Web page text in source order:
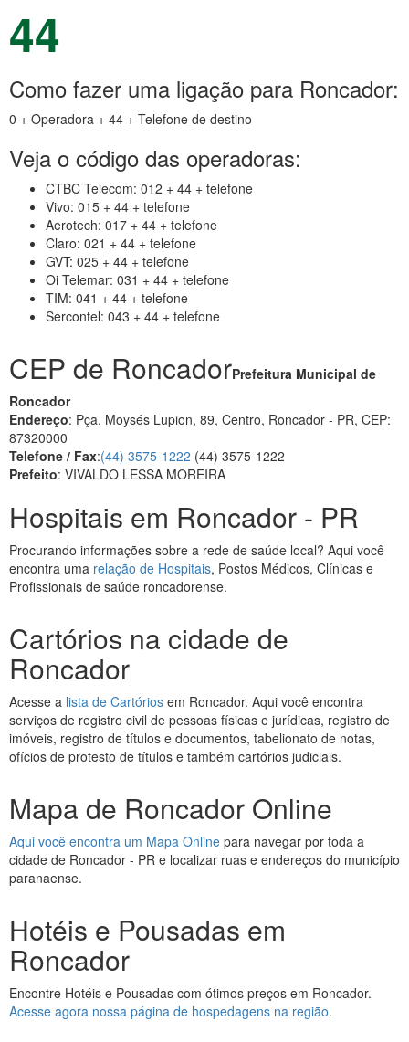
44
Como fazer uma ligação para Roncador:
0 + Operadora + 44 + Telefone de destino
Veja o código das operadoras:
CTBC Telecom: 012 + 44 + telefone
Vivo: 015 + 44 + telefone
Aerotech: 017 + 44 + telefone
Claro: 021 + 44 + telefone
GVT: 025 + 44 + telefone
Oi Telemar: 031 + 44 + telefone
TIM: 041 + 44 + telefone
Sercontel: 043 + 44 + telefone
CEP de RoncadorPrefeitura Municipal de
Roncador
Endereço: Pça. Moysés Lupion, 89, Centro, Roncador - PR, CEP:
87320000
Telefone / Fax:(44) 3575-1222 (44) 3575-1222
Prefeito: VIVALDO LESSA MOREIRA
Hospitais em Roncador - PR
Procurando informações sobre a rede de saúde local? Aqui você
encontra uma relação de Hospitais, Postos Médicos, Clínicas e
Profissionais de saúde roncadorense.
Cartórios na cidade de
Roncador
Acesse a lista de Cartórios em Roncador. Aqui você encontra
serviços de registro civil de pessoas físicas e jurídicas, registro de
imóveis, registro de títulos e documentos, tabelionato de notas,
ofícios de protesto de títulos e também cartórios judiciais.
Mapa de Roncador Online
Aqui você encontra um Mapa Online para navegar por toda a
cidade de Roncador - PR e localizar ruas e endereços do município
paranaense.
Hotéis e Pousadas em
Roncador
Encontre Hotéis e Pousadas com ótimos preços em Roncador.
Acesse agora nossa página de hospedagens na região.